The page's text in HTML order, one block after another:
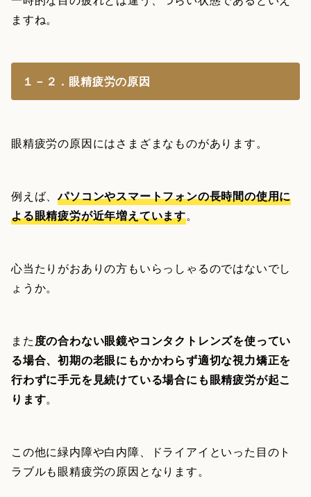
ますね。
１－２．眼精疲労の原因
眼精疲労の原因にはさまざまなものがあります。
例えば、パソコンやスマートフォンの長時間の使用に
よる眼精疲労が近年増えています。
心当たりがおありの方もいらっしゃるのではないでし
ょうか。
また度の合わない眼鏡やコンタクトレンズを使ってい
る場合、初期の老眼にもかかわらず適切な視力矯正を
行わずに手元を見続けている場合にも眼精疲労が起こ
ります。
この他に緑内障や白内障、ドライアイといった目のト
ラブルも眼精疲労の原因となります。